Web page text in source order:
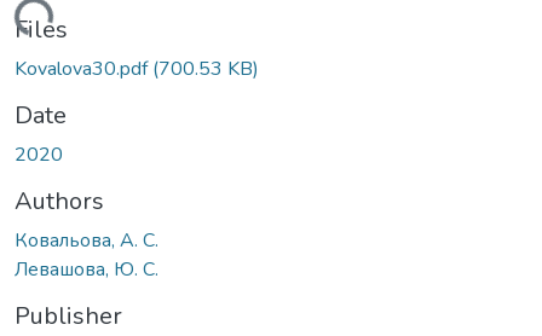
Loading...
Files
Kovalova30.pdf(700.53 KB)
Date
2020
Authors
Ковальова, А. С.
Левашова, Ю. С.
Publisher